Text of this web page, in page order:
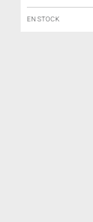
EN STOCK